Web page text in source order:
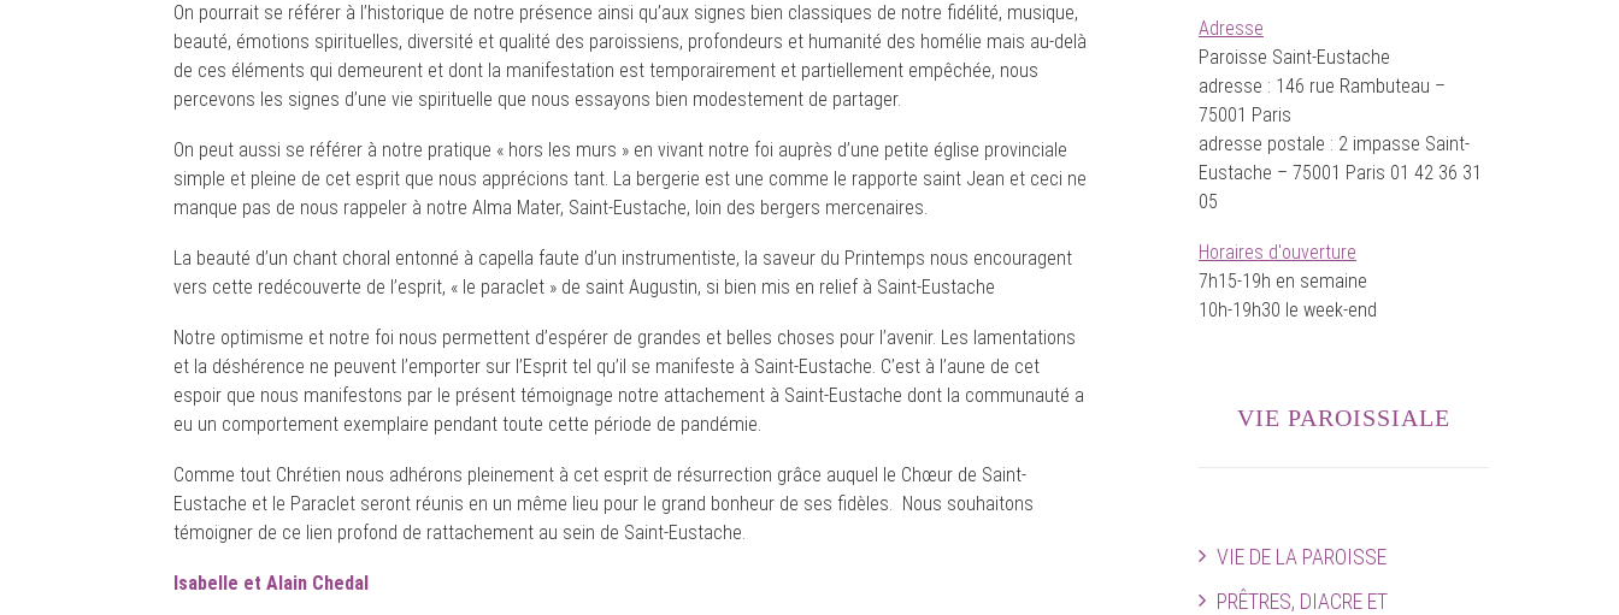
On pourrait se référer à l’historique de notre présence ainsi qu’aux signes bien classiques de notre fidélité, musique,
beauté, émotions spirituelles, diversité et qualité des paroissiens, profondeurs et humanité des homélie mais au-delà
de ces éléments qui demeurent et dont la manifestation est temporairement et partiellement empêchée, nous
percevons les signes d’une vie spirituelle que nous essayons bien modestement de partager.
On peut aussi se référer à notre pratique « hors les murs » en vivant notre foi auprès d’une petite église provinciale
simple et pleine de cet esprit que nous apprécions tant. La bergerie est une comme le rapporte saint Jean et ceci ne
manque pas de nous rappeler à notre Alma Mater, Saint-Eustache, loin des bergers mercenaires.
La beauté d’un chant choral entonné à capella faute d’un instrumentiste, la saveur du Printemps nous encouragent
vers cette redécouverte de l’esprit, « le paraclet » de saint Augustin, si bien mis en relief à Saint-Eustache
Notre optimisme et notre foi nous permettent d’espérer de grandes et belles choses pour l’avenir. Les lamentations
et la déshérence ne peuvent l’emporter sur l’Esprit tel qu’il se manifeste à Saint-Eustache. C’est à l’aune de cet
espoir que nous manifestons par le présent témoignage notre attachement à Saint-Eustache dont la communauté a
eu un comportement exemplaire pendant toute cette période de pandémie.
Comme tout Chrétien nous adhérons pleinement à cet esprit de résurrection grâce auquel le Chœur de Saint-
Eustache et le Paraclet seront réunis en un même lieu pour le grand bonheur de ses fidèles. Nous souhaitons
témoigner de ce lien profond de rattachement au sein de Saint-Eustache.
Isabelle et Alain Chedal
Adresse
Paroisse Saint-Eustache
adresse : 146 rue Rambuteau –
75001 Paris
adresse postale : 2 impasse Saint-
Eustache – 75001 Paris 01 42 36 31
05
Horaires d'ouverture
7h15-19h en semaine
10h-19h30 le week-end
VIE PAROISSIALE
VIE DE LA PAROISSE
PRÊTRES, DIACRE ET